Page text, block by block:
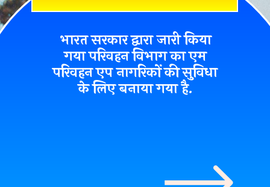
भारत सरकार द्वारा जारी किया
गया परिवहन विभाग काएम
परिवहन एपनागरिकों की सुविधा
के लिए बनाया गया है.